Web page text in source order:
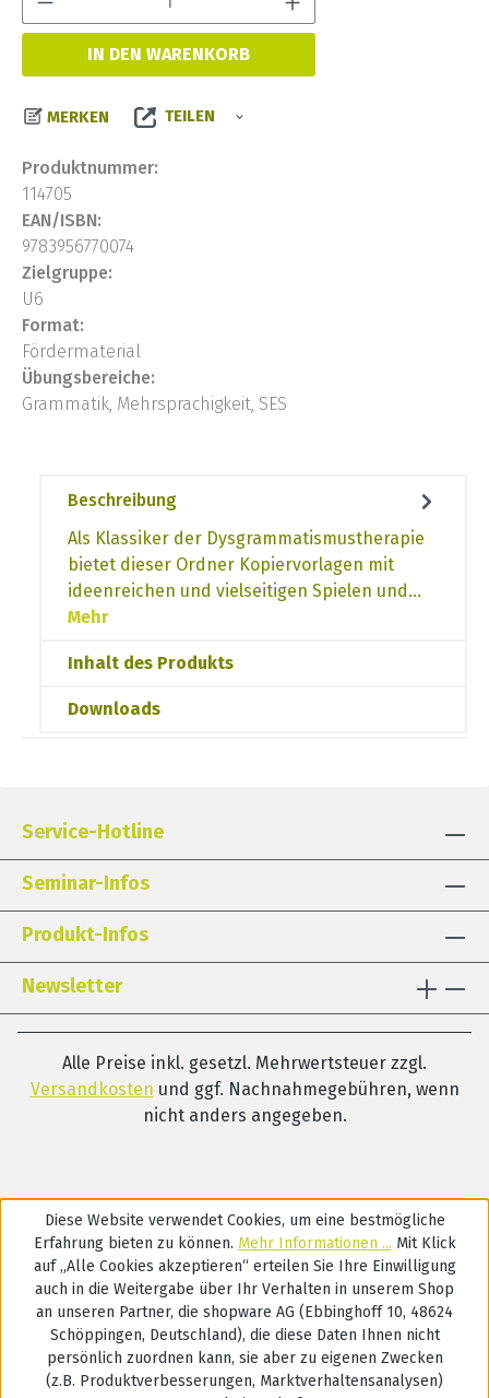
IN DEN WARENKORB
MERKEN TEILEN
Produktnummer:
114705
EAN/ISBN:
9783956770074
Zielgruppe:
U6
Format:
Fördermaterial
Übungsbereiche:
Grammatik, Mehrsprachigkeit, SES
Beschreibung
Als Klassiker der Dysgrammatismustherapie
bietet dieser Ordner Kopiervorlagen mit
ideenreichen und vielseitigen Spielen und…
Mehr
Inhalt des Produkts
Downloads
Service-Hotline
Seminar-Infos
Produkt-Infos
Newsletter
Alle Preise inkl. gesetzl. Mehrwertsteuer zzgl.
Versandkosten und ggf. Nachnahmegebühren, wenn
nicht anders angegeben.
Diese Website verwendet Cookies, um eine bestmögliche
Erfahrung bieten zu können. Mehr Informationen ... Mit Klick
auf „Alle Cookies akzeptieren“ erteilen Sie Ihre Einwilligung
auch in die Weitergabe über Ihr Verhalten in unserem Shop
an unseren Partner, die shopware AG (Ebbinghoff 10, 48624
Schöppingen, Deutschland), die diese Daten Ihnen nicht
persönlich zuordnen kann, sie aber zu eigenen Zwecken
(z.B. Produktverbesserungen, Marktverhaltensanalysen)